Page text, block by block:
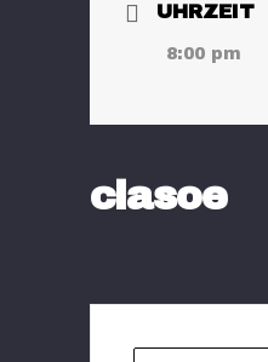
UHRZEIT
8:00 pm
clasoe